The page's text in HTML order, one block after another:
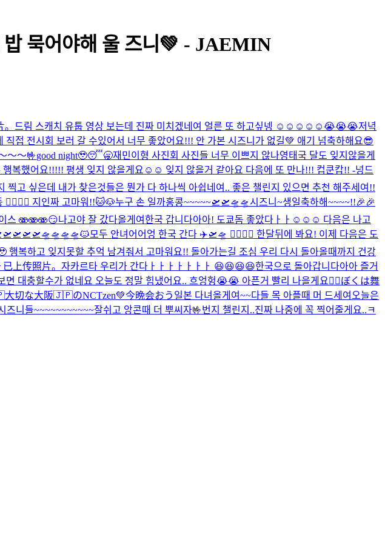
묵어야해 울 즈니💚 - JAEMIN
드림 스캐치 유툽 영상 보는데 진짜 미치겠네여 얼른 또 하고싶넹 ☺️☺️☺️☺️☺️😭😭😭저녁
직접 전시회 보러 갈 수있어서 너무 좋았어요!!! 안 가본 시즈니가 없길💚 애기 넘축하해요😎
～～🤟good night🥹😴🥱재민이형 사진회 사진들 너무 이쁘지 않나영태국 달도 잊지않을게
행복했어요!!!!! 평생 잊지 않을게요☺️☺️ 잊지 않을거 같아요 다음에 또 만나!!! 컵쿤캅!! -넝드
찍고 싶은데 내가 찾은것들은 뭔가 다 하나씩 아쉽네여.. 좋은 챌린지 있으면 추천 해주세여!!
지인짜 고마워!!🐱🐶누구 손 일까홍콩~~~~~🛫🛫🛸🛸 시즈니~생일축하해~~~~!!🎉🎉
스 🫨🫨🫨😏나고야 잘 갔다올게여한국 갑니다아아! 도쿄돔 좋았다ㅏㅏ☺️☺️☺️ 다음은 나고
🐱모두 안녀어어엉 한국 간다 ✈️🛫🛸 🙂‍↕️🙂‍↕️ 한달뒤에 봐요! 이제 다음은 도
복하고 잊지못할 추억 남겨줘서 고마워요!! 돌아가는길 조심 우리 다시 돌아올때까지 건강
已上传照片。 자카르타 우리가 간다ㅏㅏㅏㅏㅏㅏㅏ 😆😆😆😆한국으로 돌아갑니다아아 즐거
면 대충할수가 없네요 오늘도 정말 힘냈어요.. 흐엉헝😭😭 아픈거 빨리 나을게요🙂‍↕️ぼくは舞
大切な大阪🇯🇵のNCTzen💚今晩会おう 일본 다녀올게여~~다들 목 아플때 머 드세여 오늘은
즈니들~~~~~~~~~~~잘쉬고 앙콘때 더 뿌씨자🤟번지 챌린지..진짜 나중에 꼭 찍어줄게요..ㅋ